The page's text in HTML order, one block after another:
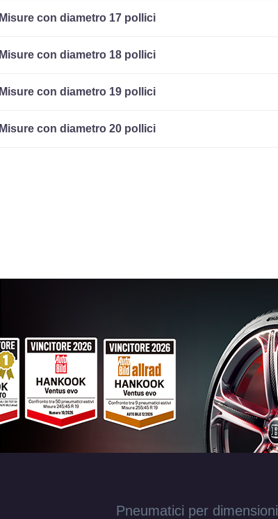
Misure con diametro 17 pollici
Misure con diametro 18 pollici
Misure con diametro 19 pollici
Misure con diametro 20 pollici
Pneumatici per dimensioni